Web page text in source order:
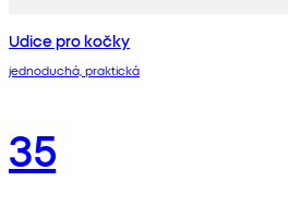
Udice pro kočky
jednoduchá, praktická
35